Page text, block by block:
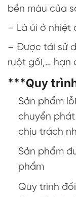
bền màu của
– Là ủi ở nhiệt
– Được tái sử
ruột gối,… hạn
***Quy
Sản phẩm
chuyển
chịu trách
Sản phẩm
phẩm
Quy trình